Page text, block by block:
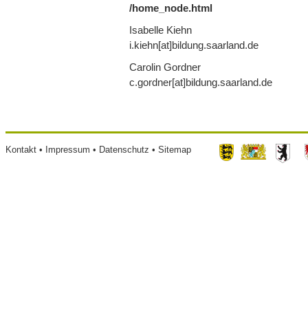
/home_node.html
Isabelle Kiehn
i.kiehn[at]bildung.saarland.de
Carolin Gordner
c.gordner[at]bildung.saarland.de
Footer
Kontakt Impressum Datenschutz Sitemap